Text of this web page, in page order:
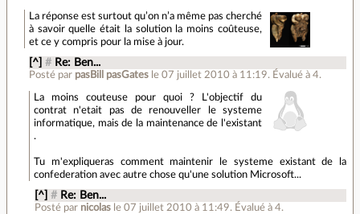
La réponse est surtout qu’on n’a même pas cherché
à savoir quelle était la solution la moins coûteuse,
et ce y compris pour la mise à jour.
[^] # Re: Ben...
Posté par pasBill pasGates le 07 juillet 2010 à 11:19. Évalué à4.
La moins couteuse pour quoi ? L'objectif du
contrat n'etait pas de renouveller le systeme
informatique, mais de la maintenance de l'existant
.
Tu m'expliqueras comment maintenir le systeme existant de la
confederation avec autre chose qu'une solution Microsoft...
[^] # Re: Ben...
Posté par nicolas le 07 juillet 2010 à 11:49. Évalué à 4.